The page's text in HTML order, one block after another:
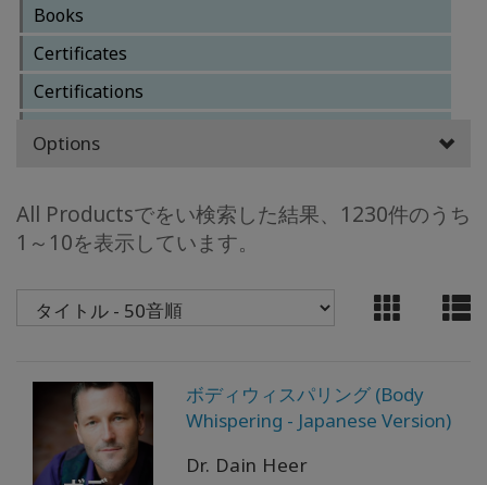
日
本
語
の
ア
ク
セ
ス
の
ト
6
CLASSES
MEMBERSHIPS
Books
Certificates
Certifications
Facilitator Business
Facilitator Training Classes
Reference Materials
Special Classes
Options
All Productsでをい検索した結果、1230件のうち
1～10を表示しています。
ボディウィスパリング (Body
Whispering - Japanese Version)
Dr. Dain Heer